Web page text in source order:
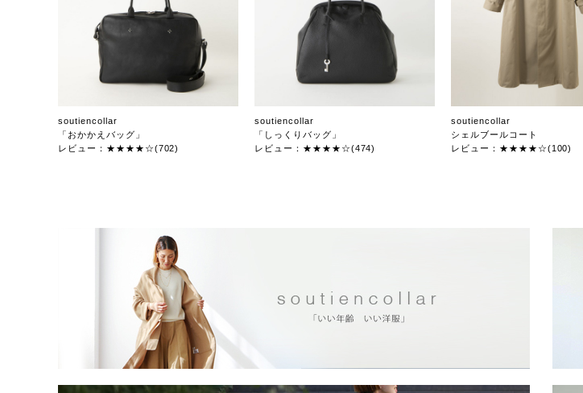
soutiencollar
「おかかえバッグ」
レビュー：★★★★☆(702)
soutiencollar
「しっくりバッグ」
レビュー：★★★★☆(474)
soutiencollar
シェルブールコート
レビュー：★★★★☆(100)